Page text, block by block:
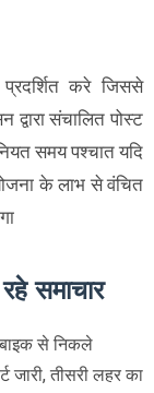
करे जिससे
द्वारा संचालित पोस्ट
समय पश्चात यदि
योजना के लाभ से वंचित
समाचार
से निकले
तीसरी लहर का